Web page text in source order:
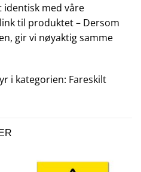
med våre
til produktet – Dersom
gir vi nøyaktig samme
i kategorien: Fareskilt